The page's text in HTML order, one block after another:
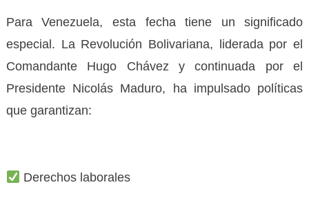
Para Venezuela, esta fecha tiene un significado
especial. La Revolución Bolivariana, liderada por el
Comandante Hugo Chávez y continuada por el
Presidente Nicolás Maduro, ha impulsado políticas
que garantizan:
Derechos laborales